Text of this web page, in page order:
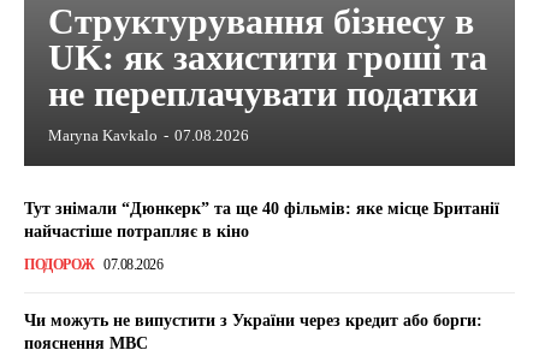
Структурування бізнесу в
UK: як захистити гроші та
не переплачувати податки
Maryna Kavkalo - 07.08.2026
Тут знімали “Дюнкерк” та ще 40 фільмів: яке місце Британії
найчастіше потрапляє в кіно
ПОДОРОЖ 07.08.2026
Чи можуть не випустити з України через кредит або борги:
пояснення МВС